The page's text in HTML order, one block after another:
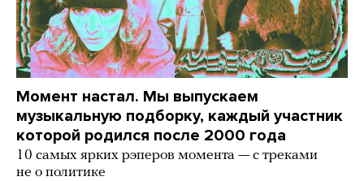
Момент настал. Мы выпускаем
музыкальную подборку, каждый участник
которой родился после 2000 года
10 самых ярких рэперов момента — с треками
не о политике